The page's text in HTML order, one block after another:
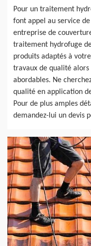
Pour un traitement
font appel au service
entreprise de
traitement hydrofuge
produits adaptés à
travaux de qualité
abordables. Ne
qualité en application
Pour de plus amples
demandez-lui un devis